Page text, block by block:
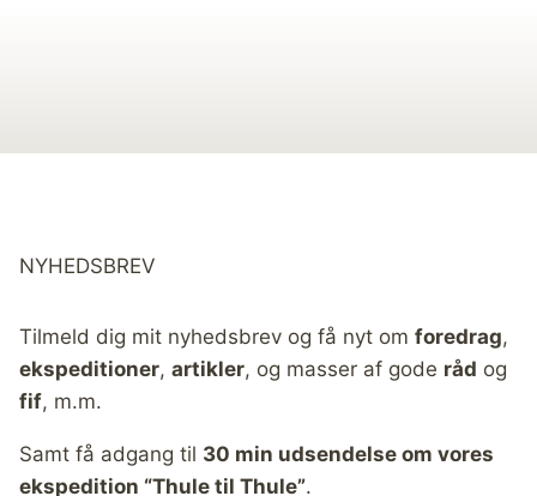
NYHEDSBREV
Tilmeld dig mit nyhedsbrev og få nyt om foredrag,
ekspeditioner, artikler, og masser af gode råd og
fif, m.m.
Samt få adgang til 30 min udsendelse om vores
ekspedition “Thule til Thule”.